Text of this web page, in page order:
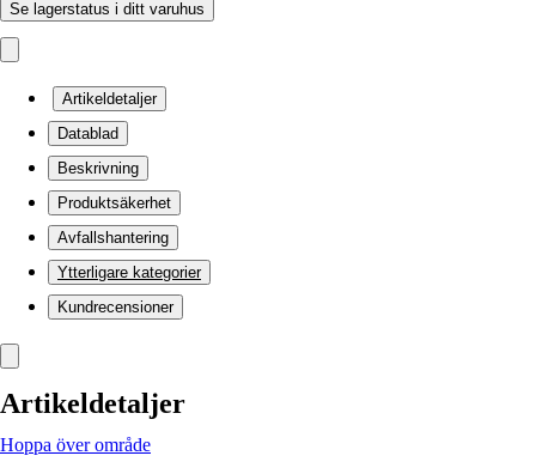
Se lagerstatus i ditt varuhus
Artikeldetaljer
Datablad
Beskrivning
Produktsäkerhet
Avfallshantering
Ytterligare kategorier
Kundrecensioner
Artikeldetaljer
Hoppa över område